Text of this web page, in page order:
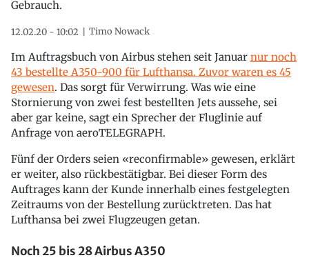
Gebrauch.
12.02.20 - 10:02 Timo Nowack
Im Auftragsbuch von Airbus stehen seit Januar nur noch
43 bestellte A350-900 für Lufthansa. Zuvor waren es 45
gewesen. Das sorgt für Verwirrung. Was wie eine
Stornierung von zwei fest bestellten Jets aussehe, sei
aber gar keine, sagt ein Sprecher der Fluglinie auf
Anfrage von aeroTELEGRAPH.
Fünf der Orders seien «reconfirmable» gewesen, erklärt
er weiter, also rückbestätigbar. Bei dieser Form des
Auftrages kann der Kunde innerhalb eines festgelegten
Zeitraums von der Bestellung zurücktreten. Das hat
Lufthansa bei zwei Flugzeugen getan.
Noch 25 bis 28 Airbus A350